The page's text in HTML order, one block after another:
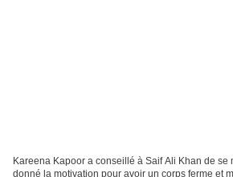
Kareena Kapoor a conseillé à Saif Ali Khan de se
donné la motivation pour avoir un corps ferme et